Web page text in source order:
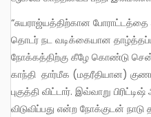
“சுயராஜ்யத்திற்கான போராட்டத்தை தினந் தோறும் செய்திட வேண்டிய
தொடர் நட வடிக்கையான
நோக்கத்திற்கு கீழே கொண்டு
காந்தி தார்மீக (மதரீதியான)
புகுத்தி விட்டார். இவ்வாறு
விடுவிப்பது என்ற நோக்குடன் நாடு